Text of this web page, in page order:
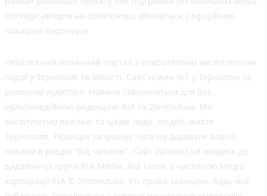
Погляди авторів не обов'язково збігаються з офіційною
позицією партнерів
Незалежний новинний портал з оперативним висвітленням
подій у Тернополі та області. Сайт новин №1 у Тернополі за
розміром аудиторії. Новини створюються для Вас
мультимедійною редакцією RIA та 20minut.ua. Ми
висвітлюємо важливі та цікаві події, людей, життя
Тернополя. Редакція запрошує читачів додавати власні
новини в розділ "Від читачів". Сайт 20minut.ua входить до
видавничої групи RIA Media, яка також є частиною Медіа
корпорації RIA © 20minut.ua. Усі права захищені. Будь-яка